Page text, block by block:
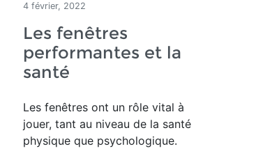
4 février, 2022
Les fenêtres
performantes et la
santé
Les fenêtres ont un rôle vital à
jouer, tant au niveau de la santé
physique que psychologique.